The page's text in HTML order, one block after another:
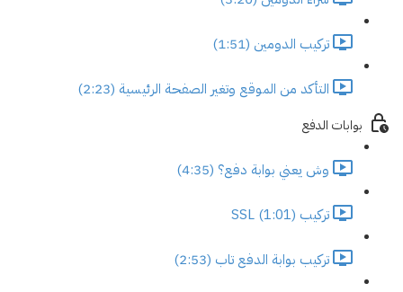
تركيب الدومين (1:51)
التأكد من الموقع وتغير الصفحة الرئيسية (2:23)
بوابات الدفع
وش يعني بوابة دفع؟ (4:35)
تركيب SSL (1:01)
تركيب بوابة الدفع تاب (2:53)